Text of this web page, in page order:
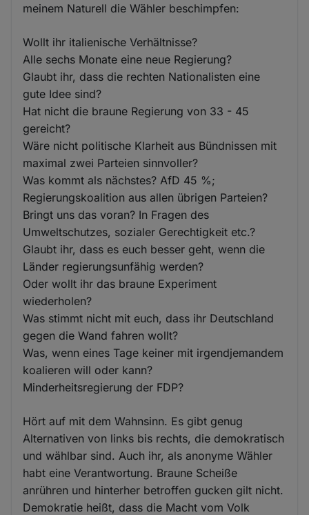
meinem Naturell die Wähler beschimpfen:
Wollt ihr italienische Verhältnisse?
Alle sechs Monate eine neue Regierung?
Glaubt ihr, dass die rechten Nationalisten eine
gute Idee sind?
Hat nicht die braune Regierung von 33 - 45
gereicht?
Wäre nicht politische Klarheit aus Bündnissen mit
maximal zwei Parteien sinnvoller?
Was kommt als nächstes? AfD 45 %;
Regierungskoalition aus allen übrigen Parteien?
Bringt uns das voran? In Fragen des
Umweltschutzes, sozialer Gerechtigkeit etc.?
Glaubt ihr, dass es euch besser geht, wenn die
Länder regierungsunfähig werden?
Oder wollt ihr das braune Experiment
wiederholen?
Was stimmt nicht mit euch, dass ihr Deutschland
gegen die Wand fahren wollt?
Was, wenn eines Tage keiner mit irgendjemandem
koalieren will oder kann?
Minderheitsregierung der FDP?
Hört auf mit dem Wahnsinn. Es gibt genug
Alternativen von links bis rechts, die demokratisch
und wählbar sind. Auch ihr, als anonyme Wähler
habt eine Verantwortung. Braune Scheiße
anrühren und hinterher betroffen gucken gilt nicht.
Demokratie heißt, dass die Macht vom Volk